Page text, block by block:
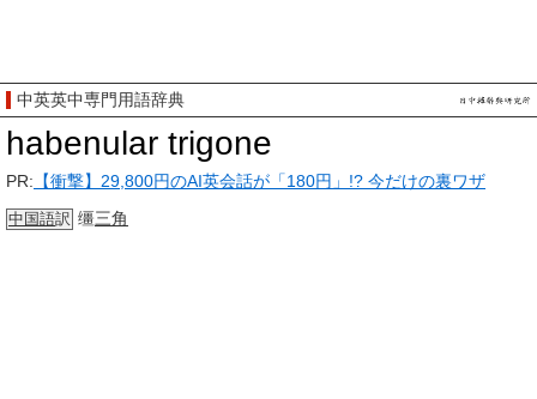
中英英中専門用語辞典
habenular trigone
PR: 【衝撃】29,800円のAI英会話が「180円」!? 今だけの裏ワザ
中国語訳 缰三角